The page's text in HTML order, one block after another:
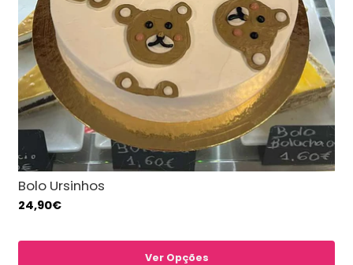
Bolo Ursinhos
24,90€
Ver Opções